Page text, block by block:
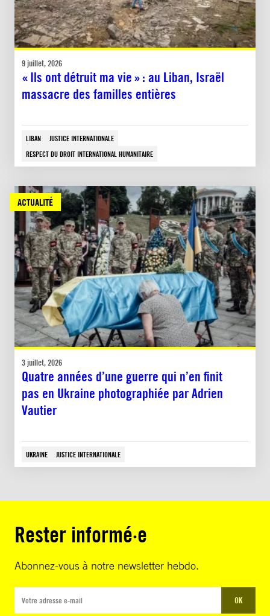
9 juillet, 2026
« Ils ont détruit ma vie » : au Liban, Israël
massacre des familles entières
LIBAN
JUSTICE INTERNATIONALE
RESPECT DU DROIT INTERNATIONAL HUMANITAIRE
ACTUALITÉ
3 juillet, 2026
Quatre années d’une guerre qui n’en finit
pas en Ukraine photographiée par Adrien
Vautier
UKRAINE JUSTICE INTERNATIONALE
Rester informé·e
Abonnez-vous à notre newsletter hebdo.
OK